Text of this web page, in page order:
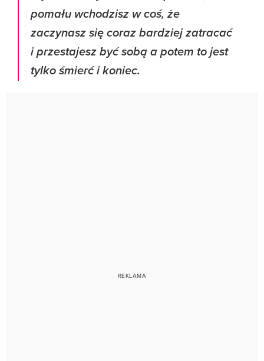
pomału wchodzisz w coś, że
zaczynasz się coraz bardziej zatracać
i przestajesz być sobą a potem to jest
tylko śmierć i koniec.